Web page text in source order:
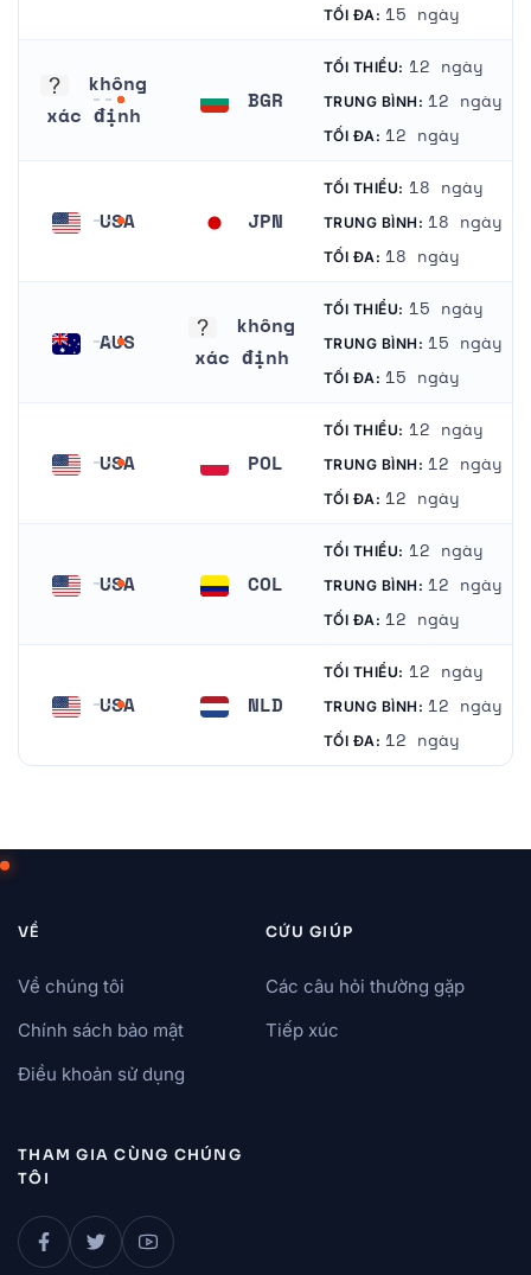
TỐI ĐA: 15 ngày
không
xác định
BGR
TỐI THIỂU: 12 ngày
TRUNG BÌNH: 12 ngày
TỐI ĐA: 12 ngày
USA JPN
TỐI THIỂU: 18 ngày
TRUNG BÌNH: 18 ngày
TỐI ĐA: 18 ngày
AUS
không
xác định
TỐI THIỂU: 15 ngày
TRUNG BÌNH: 15 ngày
TỐI ĐA: 15 ngày
USA POL
TỐI THIỂU: 12 ngày
TRUNG BÌNH: 12 ngày
TỐI ĐA: 12 ngày
USA COL
TỐI THIỂU: 12 ngày
TRUNG BÌNH: 12 ngày
TỐI ĐA: 12 ngày
USA NLD
TỐI THIỂU: 12 ngày
TRUNG BÌNH: 12 ngày
TỐI ĐA: 12 ngày
VỀ
Về chúng tôi
Chính sách bảo mật
Điều khoản sử dụng
CỨU GIÚP
Các câu hỏi thường gặp
Tiếp xúc
THAM GIA CÙNG CHÚNG
TÔI